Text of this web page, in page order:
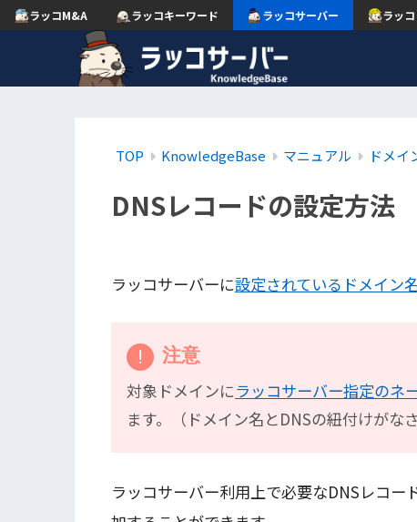
ラッコM&A ラッコキーワード ラッコサーバー ラッ
TOP KnowledgeBase マニュアル ドメイ
DNSレコードの設定方法
ラッコサーバーに設定されているドメイン
注意
対象ドメインにラッコサーバー指定のネ
ます。（ドメイン名とDNSの紐付けがな
ラッコサーバー利用上で必要なDNSレコ